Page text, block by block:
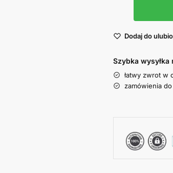
Dodaj do
Szybka wysyłka
łatwy zwrot w
zamówienia